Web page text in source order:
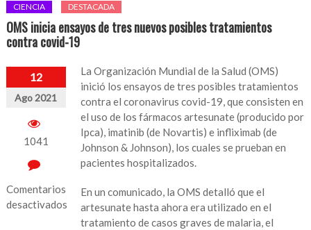
CIENCIA DESTACADA
OMS inicia ensayos de tres nuevos posibles tratamientos
contra covid-19
12
Ago 2021
1041
Comentarios
desactivados
La Organización Mundial de la Salud (OMS)
inició los ensayos de tres posibles tratamientos
contra el coronavirus covid-19, que consisten en
el uso de los fármacos artesunate (producido por
Ipca), imatinib (de Novartis) e infliximab (de
Johnson & Johnson), los cuales se prueban en
pacientes hospitalizados.
En un comunicado, la OMS detalló que el
artesunate hasta ahora era utilizado en el
tratamiento de casos graves de malaria, el